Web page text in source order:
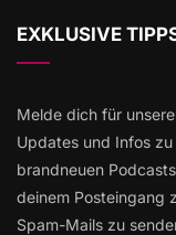
EXKLUSIVE
Melde dich für
Updates und Infos
brandneuen
deinem Posteingang
Spam-Mails zu